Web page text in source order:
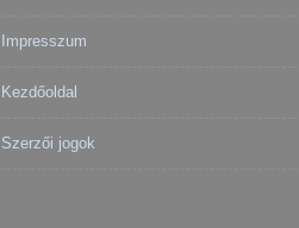
Impresszum
Kezdőoldal
Szerzői jogok